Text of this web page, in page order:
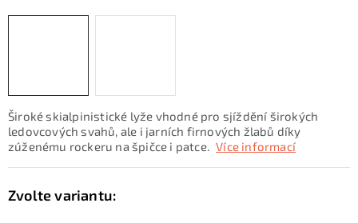
SKI servis Půjčovna lyží a SNB
Široké skialpinistické lyže vhodné pro sjíždění širokých
ledovcových svahů, ale i jarních firnových žlabů díky
zúženému rockeru na špičce i patce. Více informací